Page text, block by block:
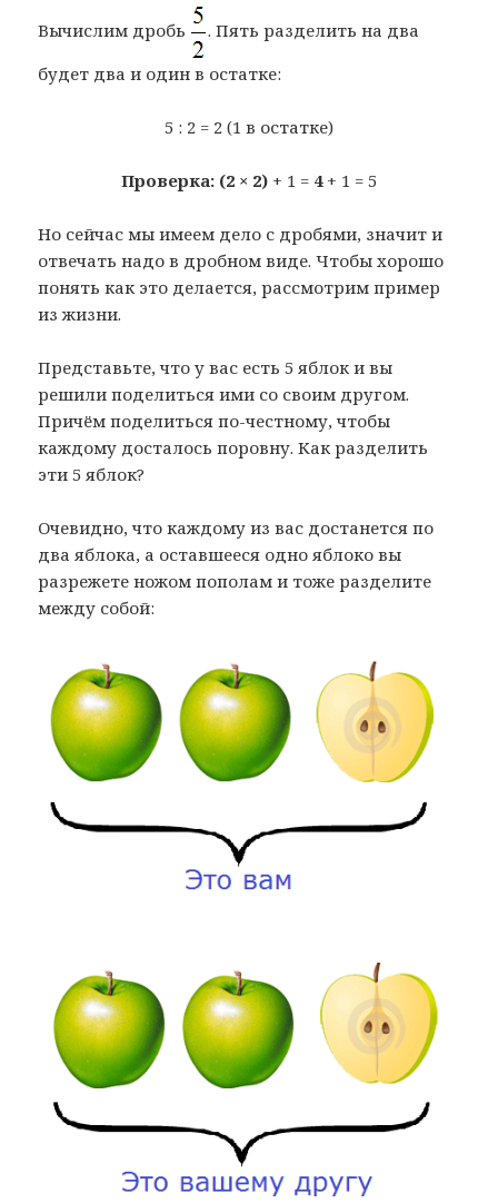
Вычислим дробь
. Пять разделить на два
будет два и один в остатке:
5 : 2 = 2 (1 в остатке)
Проверка: (2 × 2) + 1 = 4+ 1 = 5
Но сейчас мы имеем дело с дробями, значит и
отвечать надо в дробном виде. Чтобы хорошо
понять как это делается, рассмотрим пример
из жизни.
Представьте, что у вас есть 5 яблок и вы
решили поделиться ими со своим другом.
Причём поделиться по-честному, чтобы
каждому досталось поровну. Как разделить
эти 5 яблок?
Очевидно, что каждому из вас достанется по
два яблока, а оставшееся одно яблоко вы
разрежете ножом пополам и тоже разделите
между собой: